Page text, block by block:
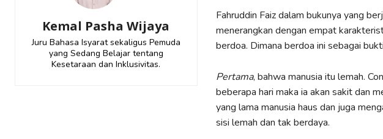
Kemal Pasha Wijaya
Juru Bahasa Isyarat sekaligus Pemuda
yang Sedang Belajar tentang
Kesetaraan dan Inklusivitas.
Fahruddin Faiz dalam bukunya yang
menerangkan dengan empat
berdoa. Dimana berdoa ini sebagai
Pertama, bahwa manusia itu lemah.
beberapa hari maka ia akan sakit dan
yang lama manusia haus dan juga
sisi lemah dan tak berdaya.